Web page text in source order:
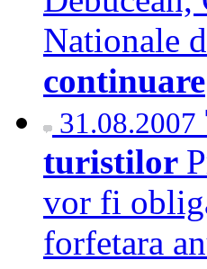
Nationale
continuare
31.08.2007
turistilor
vor fi
forfetara